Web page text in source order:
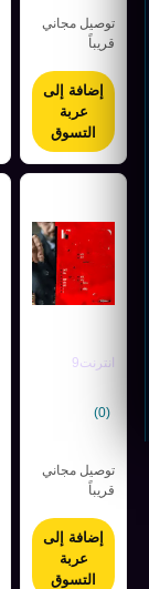
توصيل مجاني
قريباً
إضافة إلى
عربة
التسوق
انترنت9
توصيل مجاني
قريباً
إضافة إلى
عربة
التسوق